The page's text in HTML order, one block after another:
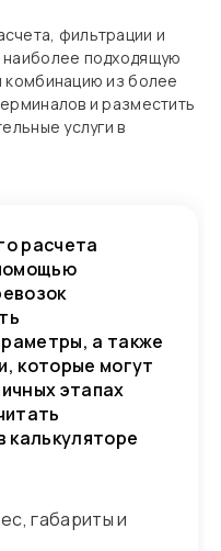
фильтрации и
подходящую
комбинацию из более
и разместить
услуги в
расчета
а также
которые могут
этапах
калькуляторе
габариты и